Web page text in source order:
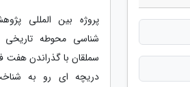
پروژه بین المللی
شناسی محوطه
سملقان با گذراندن
دریچه ای رو به